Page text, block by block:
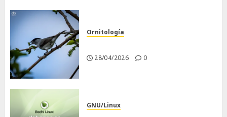
Ornitología
28/04/2026 0
GNU/Linux